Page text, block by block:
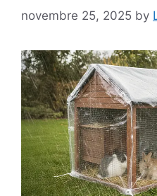
novembre 25, 2025 by